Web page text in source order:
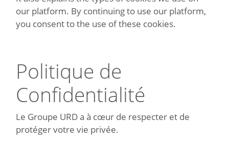
our platform. By continuing to use our platform,
you consent to the use of these cookies.
Politique de
Confidentialité
Le Groupe URD a à cœur de respecter et de
protéger votre vie privée.